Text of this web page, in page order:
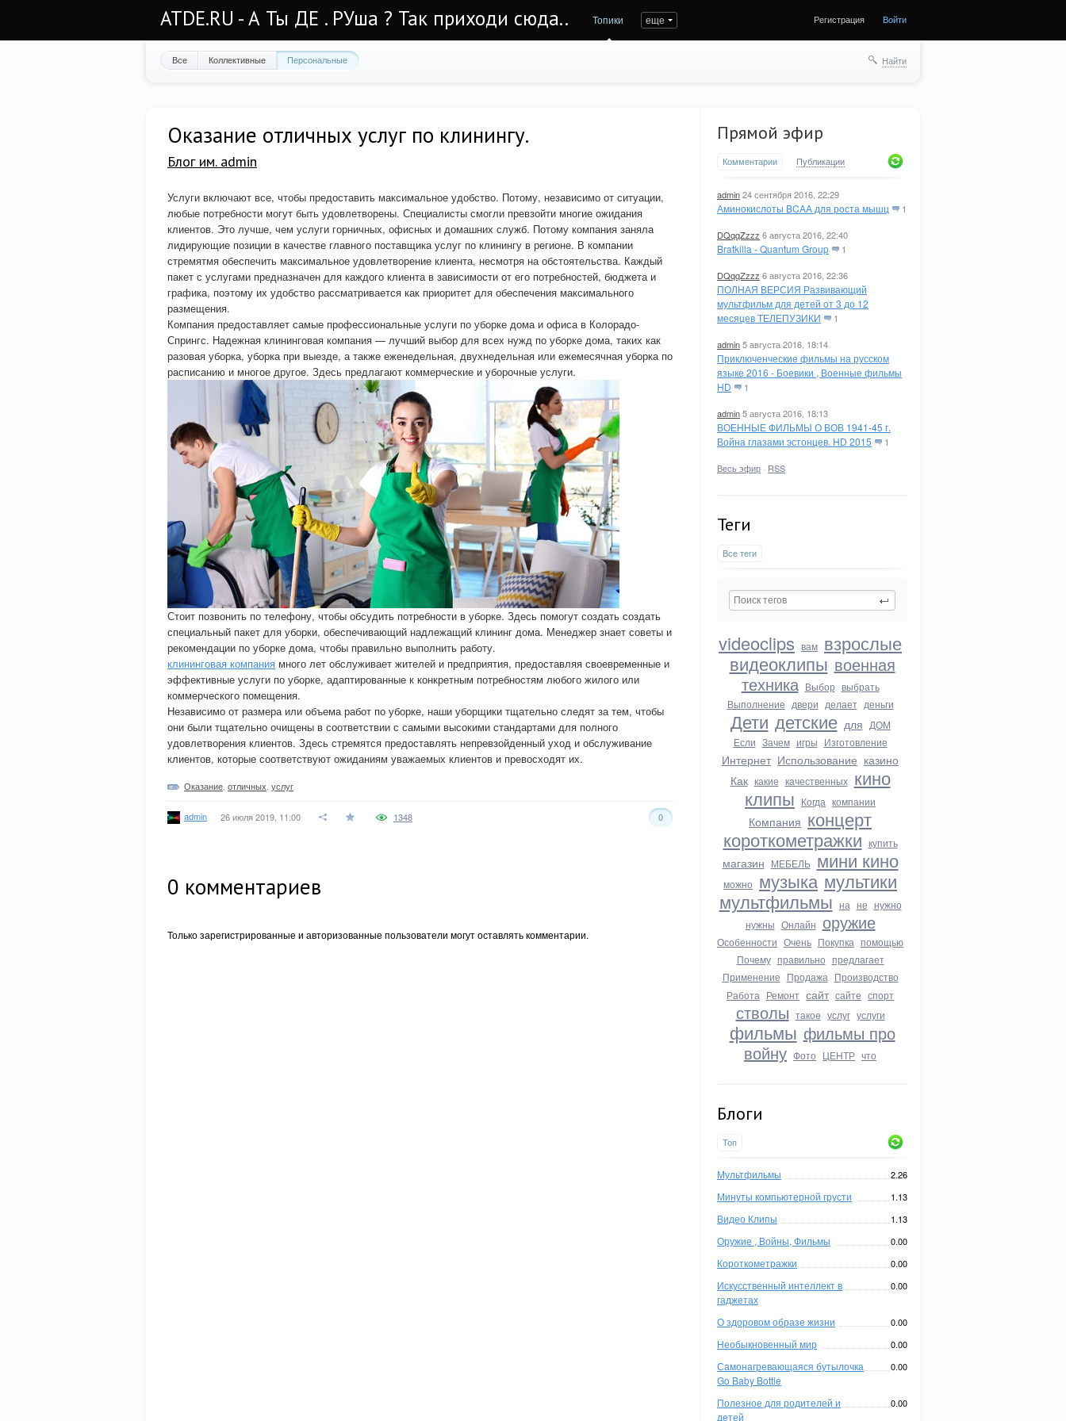
ATDE.RU - А Ты ДЕ . РУша ? Так приходи сюда.. Топики еще Регистрация Войти
Все Коллективные Персональные Найти
Прямой эфир
Комментарии Публикации
admin24 сентября 2016, 22:29
Аминокислоты BCAA для роста мышц 1
DQqqZzzz 6 августа 2016, 22:40
Bratkilla - Quantum Group 1
DQqqZzzz 6 августа 2016, 22:36
ПОЛНАЯ ВЕРСИЯ Развивающий
мультфильм для детей от 3 до 12
месяцев ТЕЛЕПУЗИКИ
1
admin5 августа 2016, 18:14
Приключенческие фильмы на русском
языке 2016 - Боевики , Военные фильмы
HD
1
admin5 августа 2016, 18:13
ВОЕННЫЕ ФИЛЬМЫ О ВОВ 1941-45 г.
Война глазами эстонцев. HD 2015
1
Весь эфир · RSS
Теги
Все теги
videoclips вам взрослые
видеоклипы военная
техника Выбор выбрать
Выполнение двери делает деньги
Дети детские для ДОМ
Если Зачем игры Изготовление
Интернет Использование казино
Как какие качественных кино
клипы Когда компании
Компания концерт
короткометражки купить
магазин МЕБЕЛЬ мини кино
можно музыка мультики
мультфильмы на не нужно
нужны Онлайн оружие
Особенности Очень Покупка помощью
Почему правильно предлагает
Применение Продажа Производство
Работа Ремонт сайт сайте спорт
стволы такое услуг услуги
фильмы фильмы про
войну Фото ЦЕНТР что
Блоги
Топ
Мультфильмы 2.26
Минуты компьютерной грусти 1.13
Видео Клипы 1.13
Оружие , Войны, Фильмы 0.00
Короткометражки 0.00
Искусственный интеллект в
гаджетах
0.00
О здоровом образе жизни 0.00
Необыкновенный мир 0.00
Самонагревающаяся бутылочка
Go Baby Bottle
0.00
Полезное для родителей и
детей
0.00
Оказание отличных услуг по клинингу.
Блог им. admin
Услуги включают все, чтобы предоставить максимальное удобство. Потому, независимо от ситуации,
любые потребности могут быть удовлетворены. Специалисты смогли превзойти многие ожидания
клиентов. Это лучше, чем услуги горничных, офисных и домашних служб. Потому компания заняла
лидирующие позиции в качестве главного поставщика услуг по клинингу в регионе. В компании
стремятмя обеспечить максимальное удовлетворение клиента, несмотря на обстоятельства. Каждый
пакет с услугами предназначен для каждого клиента в зависимости от его потребностей, бюджета и
графика, поэтому их удобство рассматривается как приоритет для обеспечения максимального
размещения.
Компания предоставляет самые профессиональные услуги по уборке дома и офиса в Колорадо-
Спрингс. Надежная клининговая компания — лучший выбор для всех нужд по уборке дома, таких как
разовая уборка, уборка при выезде, а также еженедельная, двухнедельная или ежемесячная уборка по
расписанию и многое другое. Здесь предлагают коммерческие и уборочные услуги.
Стоит позвонить по телефону, чтобы обсудить потребности в уборке. Здесь помогут создать создать
специальный пакет для уборки, обеспечивающий надлежащий клининг дома. Менеджер знает советы и
рекомендации по уборке дома, чтобы правильно выполнить работу.
клининговая компания много лет обслуживает жителей и предприятия, предоставляя своевременные и
эффективные услуги по уборке, адаптированные к конкретным потребностям любого жилого или
коммерческого помещения.
Независимо от размера или объема работ по уборке, наши уборщики тщательно следят за тем, чтобы
они были тщательно очищены в соответствии с самыми высокими стандартами для полного
удовлетворения клиентов. Здесь стремятся предоставлять непревзойденный уход и обслуживание
клиентов, которые соответствуют ожиданиям уважаемых клиентов и превосходят их.
Оказание отличных услуг
admin 26 июля 2019, 11:00 0
1348
0 комментариев
Только зарегистрированные и авторизованные пользователи могут оставлять комментарии.